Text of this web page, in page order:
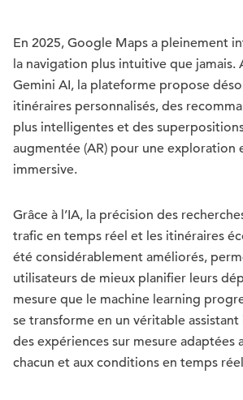
En 2025, Google Maps a pleinement
la navigation plus intuitive que jamais.
Gemini AI, la plateforme propose
itinéraires personnalisés, des
plus intelligentes et des
augmentée (AR) pour une exploration
immersive.
Grâce à l’IA, la précision des
trafic en temps réel et les itinéraires
été considérablement améliorés,
utilisateurs de mieux planifier leurs
mesure que le machine learning
se transforme en un véritable
des expériences sur mesure adaptées
chacun et aux conditions en temps